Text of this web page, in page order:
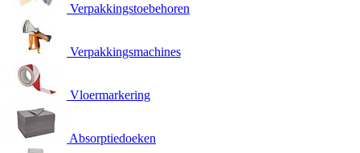
Verpakkingstoebehoren
Verpakkingsmachines
Vloermarkering
Absorptiedoeken